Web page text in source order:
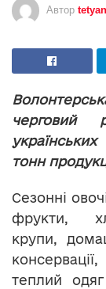
Автор
черговий
тонн
Сезонні
фрукти,
крупи,
консервації,
теплий